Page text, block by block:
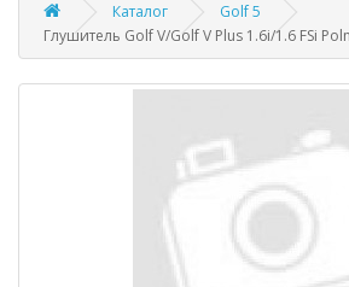
Каталог
Golf 5
Глушитель Golf V/Golf V Plus 1.6i/1.6 FSi